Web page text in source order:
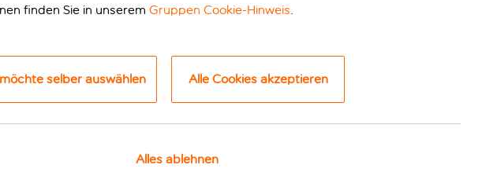
finden Sie in unserem Gruppen Cookie-Hinweis.
selber auswählen Alle Cookies akzeptieren
Alles ablehnen